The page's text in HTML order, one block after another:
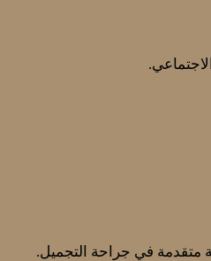
متقدمة في جراحة التجميل.